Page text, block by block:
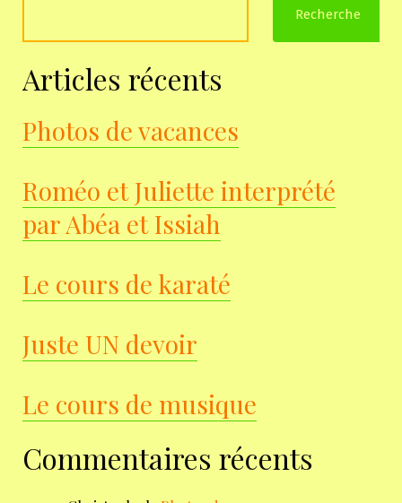
Recherche
Articles récents
Photos de vacances
Roméo et Juliette interprété
par Abéa et Issiah
Le cours de karaté
Juste UN devoir
Le cours de musique
Commentaires récents